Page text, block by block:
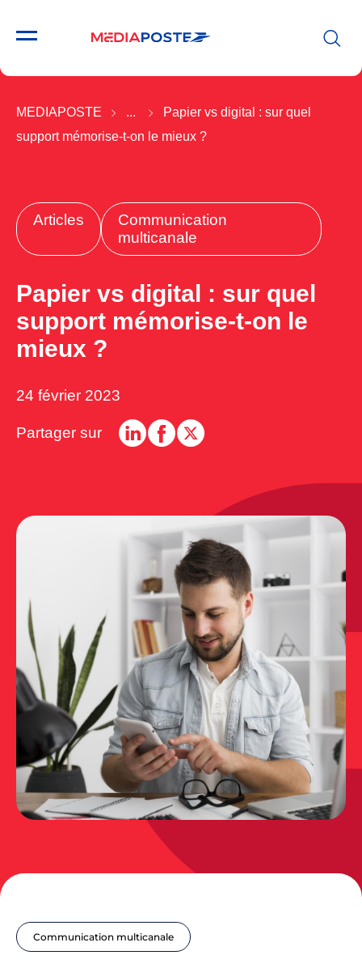
MEDIAPOSTE ...
Papier vs digital : sur quel
support mémorise-t-on le mieux ?
Articles
Communication
multicanale
Papier vs digital : sur quel
support mémorise-t-on le
mieux ?
24 février 2023
Partager sur
Communication multicanale